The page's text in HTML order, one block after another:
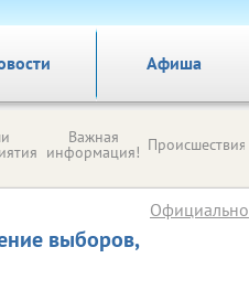
Афиша
Важная
информация! Происшествия
выборов,
Официально